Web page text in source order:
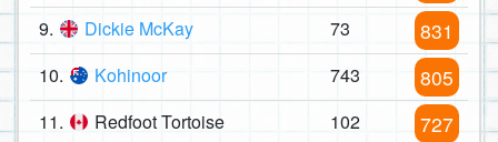
9. Dickie McKay 73 831
10. Kohinoor 743 805
11. Redfoot Tortoise 102 727